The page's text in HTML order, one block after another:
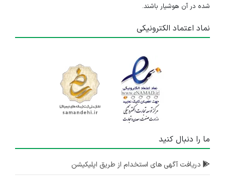
شده در آن هوشیار باشند.
نماد اعتماد الکترونیکی
ما را دنبال کنید
دریافت آگهی های استخدام از طریق اپلیکیشن